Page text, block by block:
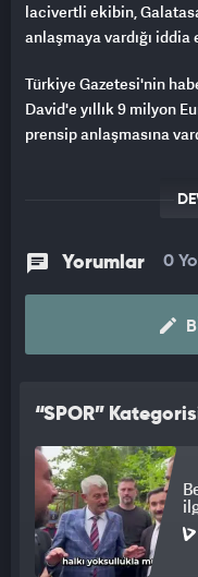
lacivertli ekibin,
anlaşmaya vardığı iddia
Türkiye Gazetesi'nin
David'e yıllık 9 milyon
prensip anlaşmasına
Yorumlar 0
“SPOR”